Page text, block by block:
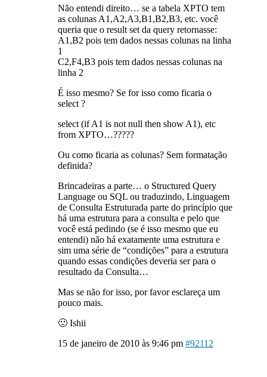
Não entendi direito… se a tabela XPTO tem
as colunas A1,A2,A3,B1,B2,B3, etc. você
queria que o result set da query retornasse:
A1,B2 pois tem dados nessas colunas na linha
1
C2,F4,B3 pois tem dados nessas colunas na
linha 2
É isso mesmo? Se for isso como ficaria o
select ?
select (if A1 is not null then show A1), etc
from XPTO…?????
Ou como ficaria as colunas? Sem formatação
definida?
Brincadeiras a parte… o Structured Query
Language ou SQL ou traduzindo, Linguagem
de Consulta Estruturada parte do princípio que
há uma estrutura para a consulta e pelo que
você está pedindo (se é isso mesmo que eu
entendi) não há exatamente uma estrutura e
sim uma série de “condições” para a estrutura
quando essas condições deveria ser para o
resultado da Consulta…
Mas se não for isso, por favor esclareça um
pouco mais.
🙂 Ishii
15 de janeiro de 2010 às 9:46 pm #92112